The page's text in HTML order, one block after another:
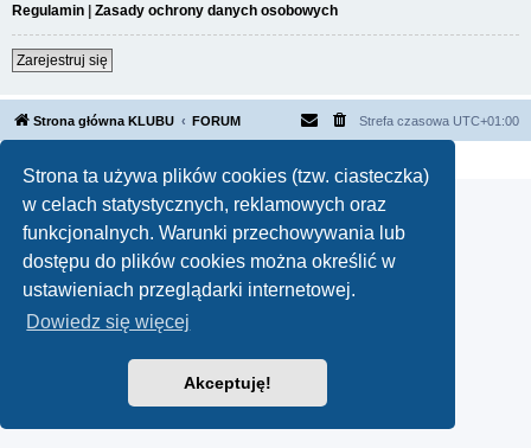
Strona ta używa plików cookies (tzw. ciasteczka)
w celach statystycznych, reklamowych oraz
funkcjonalnych. Warunki przechowywania lub
dostępu do plików cookies można określić w
ustawieniach przeglądarki internetowej.
Dowiedz się więcej
Akceptuję!
Regulamin | Zasady ochrony danych osobowych
Zarejestruj się
Strona główna KLUBU FORUM Strefa czasowa UTC+01:00
Polski pakiet językowy dostarcza
phpBB.pl